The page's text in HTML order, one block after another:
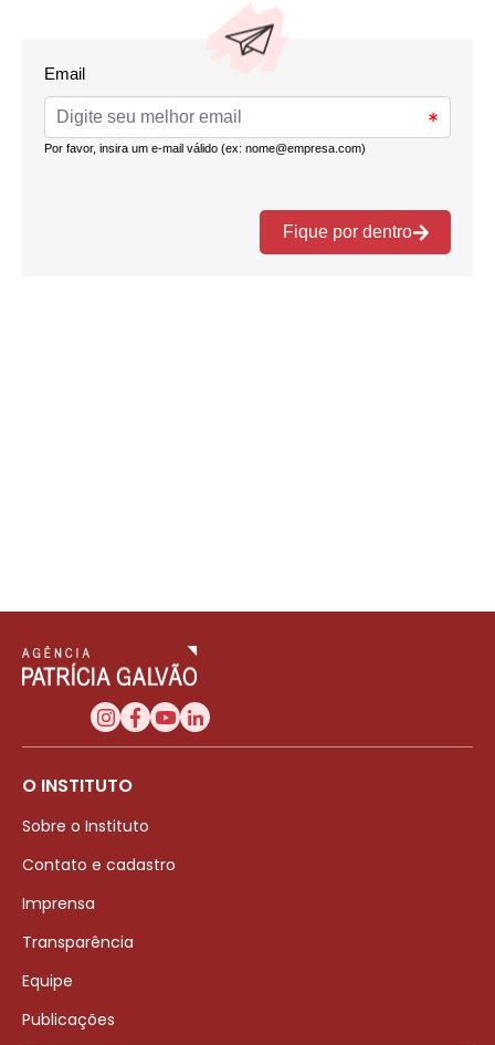
O INSTITUTO
Sobre o Instituto
Contato e cadastro
Imprensa
Transparência
Equipe
Publicações